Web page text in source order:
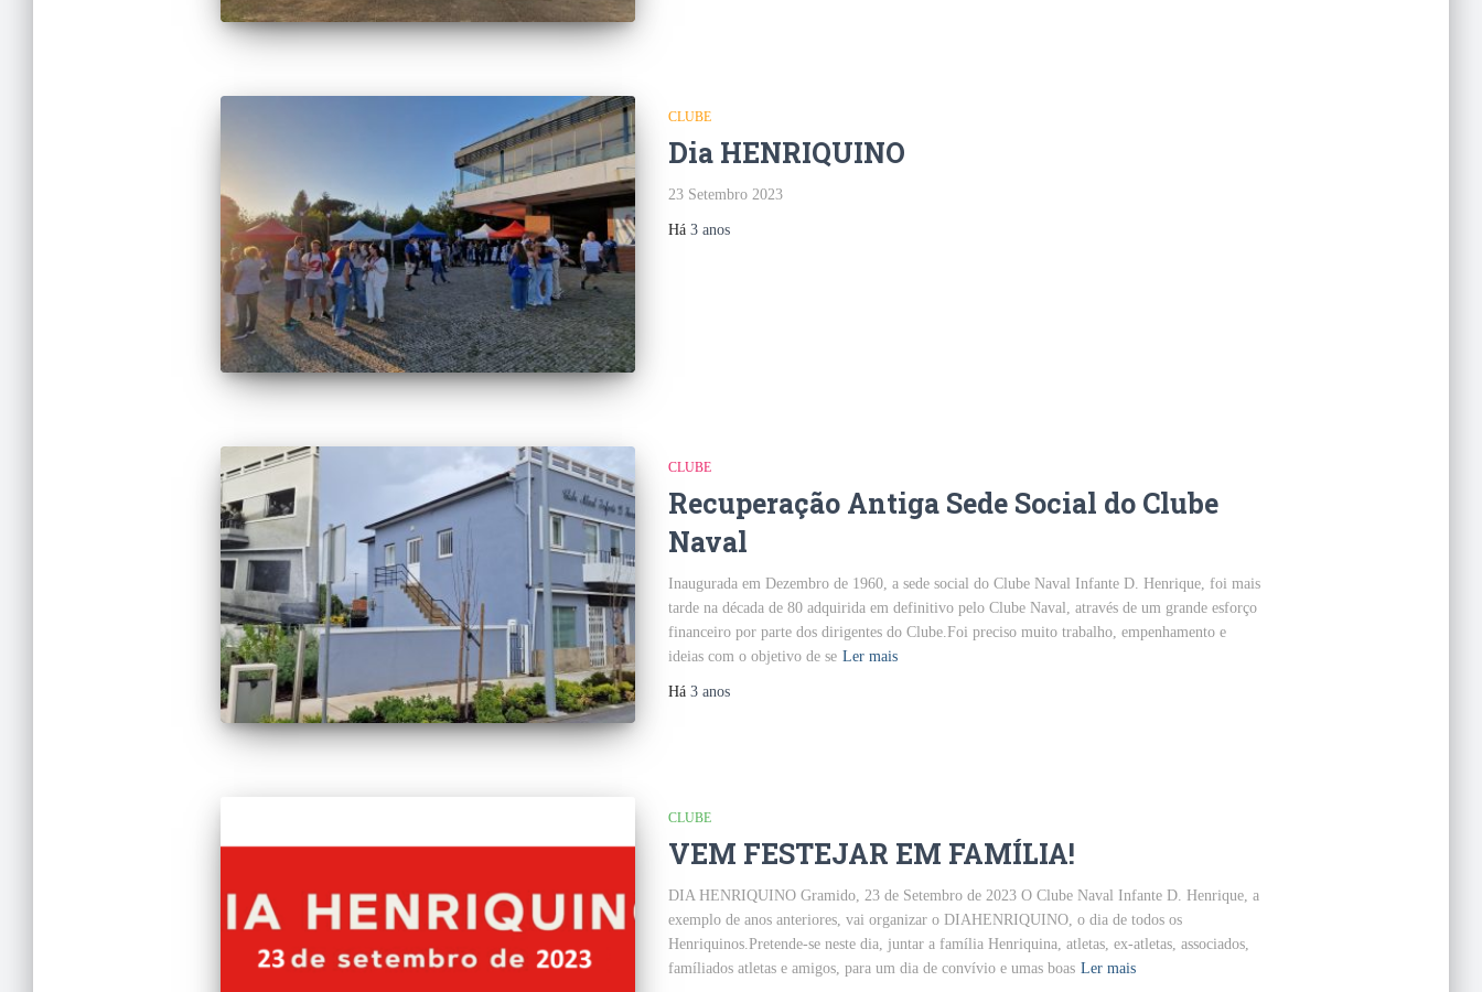
CLUBE
Dia HENRIQUINO
23 Setembro 2023
Há 3 anos
CLUBE
Recuperação Antiga Sede Social do Clube
Naval
Inaugurada em Dezembro de 1960, a sede social do Clube Naval Infante D. Henrique, foi mais
tarde na década de 80 adquirida em definitivo pelo Clube Naval, através de um grande esforço
financeiro por parte dos dirigentes do Clube.Foi preciso muito trabalho, empenhamento e
ideias com o objetivo de se Ler mais
Há 3 anos
CLUBE
VEM FESTEJAR EM FAMÍLIA!
DIA HENRIQUINO Gramido, 23 de Setembro de 2023 O Clube Naval Infante D. Henrique, a
exemplo de anos anteriores, vai organizar o DIAHENRIQUINO, o dia de todos os
Henriquinos.Pretende-se neste dia, juntar a família Henriquina, atletas, ex-atletas, associados,
famíliados atletas e amigos, para um dia de convívio e umas boas Ler mais